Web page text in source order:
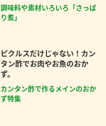
調味料や素材いろいろ「さっぱ
り煮」
ピクルスだけじゃない！カン
タン酢でお肉やお魚のおか
ず。
カンタン酢で作るメインのおか
ず特集